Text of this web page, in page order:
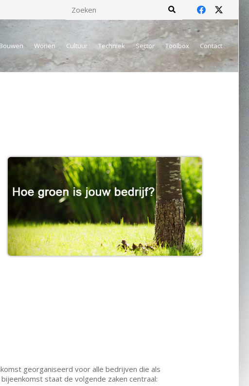
Bouwen Wonen Cultuur Techniek Sector Toolbox Contact
georganiseerd voor alle bedrijven die als
staat de volgende zaken centraal: